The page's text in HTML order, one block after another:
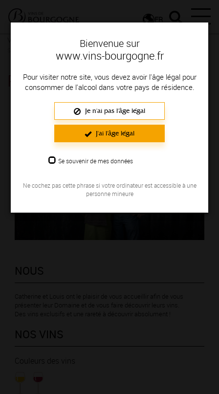
Bienvenue sur
www.vins-bourgogne.fr
Pour visiter notre site, vous devez avoir l'âge légal pour
consommer de l'alcool dans votre pays de résidence.
Je n'ai pas l'âge légal
J'ai l'âge légal
Se souvenir de mes données
Ne cochez pas cette phrase si votre ordinateur est accessible à une
personne mineure
FR
Femmes et hommes passionnés
POITOUT L&C
NOUS
Catherine et Louis ont le plaisir de vous accueillir afin de vous
présenter leur Domaine et de vous faire découvrir leurs vins.
Des vins exclusifs et une rareté à découvrir absolument !
NOS VINS
Couleurs des vins